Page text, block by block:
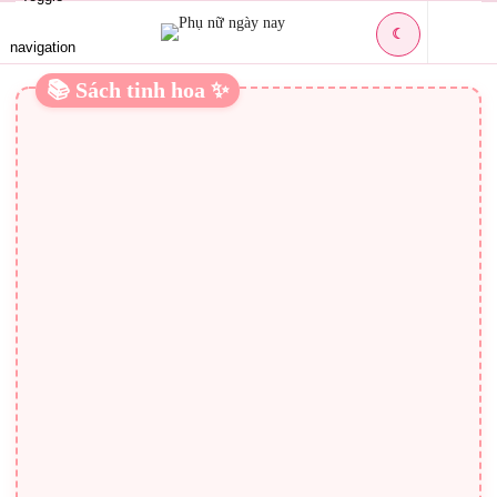
navigation
☾
Dấu hiệu cảnh báo ung thư
Khi ung thư vừa phát sẽ không thấy đau đớn hay có dấu
hiệu nào nên các xét nghiệm tầm soát là rất quan trọng. Khi
ung thư phát triển theo các loại khác nhau, các dấu hiệu
cảnh báo có thể xuất hiện. Tuy nhiên, những dấu hiệu này
có thể xuất phát từ nguyên nhân khác cho nên cần đi gặp
bác sĩ. Trong nhiều trường hợp, phát hiện và điều trị ung
📚 Sách tinh hoa ✨